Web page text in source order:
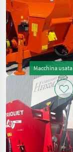
Macchina usata